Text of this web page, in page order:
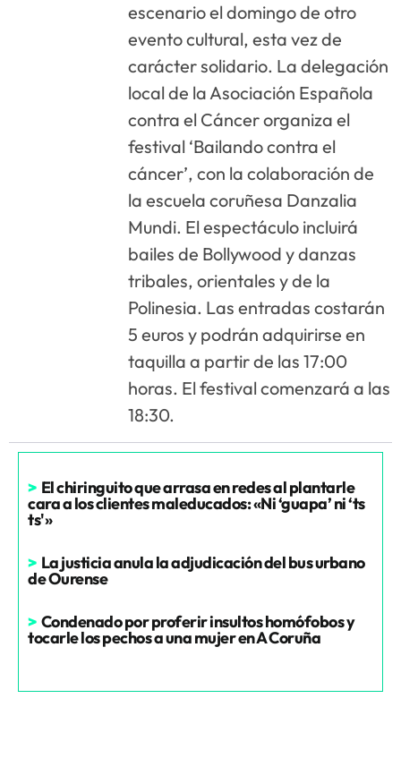
escenario el domingo de otro
evento cultural, esta vez de
carácter solidario. La delegación
local de la Asociación Española
contra el Cáncer organiza el
festival ‘Bailando contra el
cáncer’, con la colaboración de
la escuela coruñesa Danzalia
Mundi. El espectáculo incluirá
bailes de Bollywood y danzas
tribales, orientales y de la
Polinesia. Las entradas costarán
5 euros y podrán adquirirse en
taquilla a partir de las 17:00
horas. El festival comenzará a las
18:30.
> El chiringuito que arrasa en redes al plantarle
cara a los clientes maleducados: «Ni ‘guapa’ ni ‘ts
ts'»
> La justicia anula la adjudicación del bus urbano
de Ourense
> Condenado por proferir insultos homófobos y
tocarle los pechos a una mujer en A Coruña